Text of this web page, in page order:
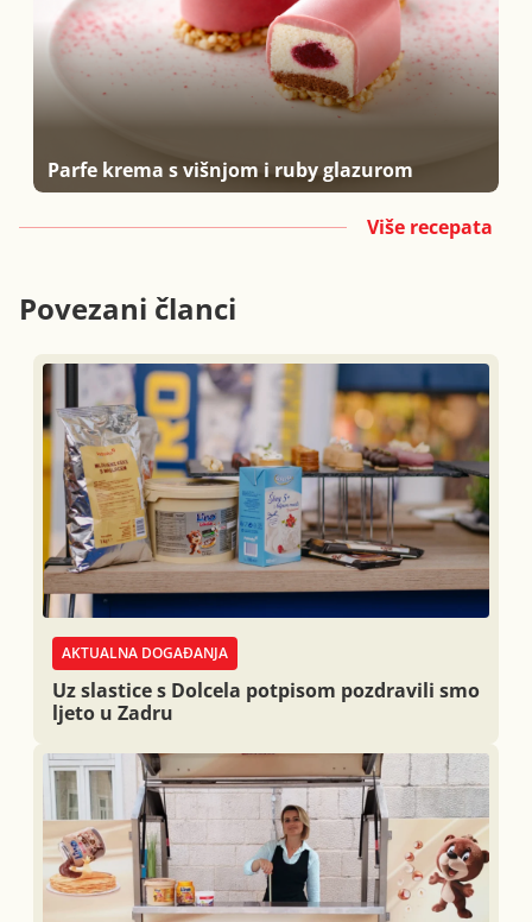
Parfe krema s višnjom i ruby glazurom
Više recepata
Povezani članci
AKTUALNA DOGAĐANJA
Uz slastice s Dolcela potpisom pozdravili smo
ljeto u Zadru